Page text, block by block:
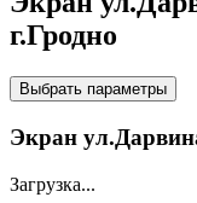
НА
г.Гродно
Выбрать параметры
Экран
Загрузка...